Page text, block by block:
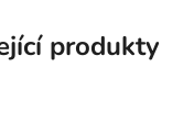
produkty